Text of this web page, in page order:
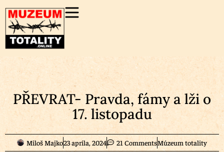
PŘEVRAT- Pravda, fámy a lži o
17. listopadu
Miloš Majko23 apríla, 2024 21 CommentsMúzeum totality